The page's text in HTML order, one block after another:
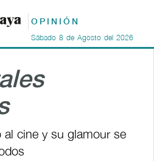
OPINIÓN
Sábado 8 de Agosto del 2026
al cine y su glamour se